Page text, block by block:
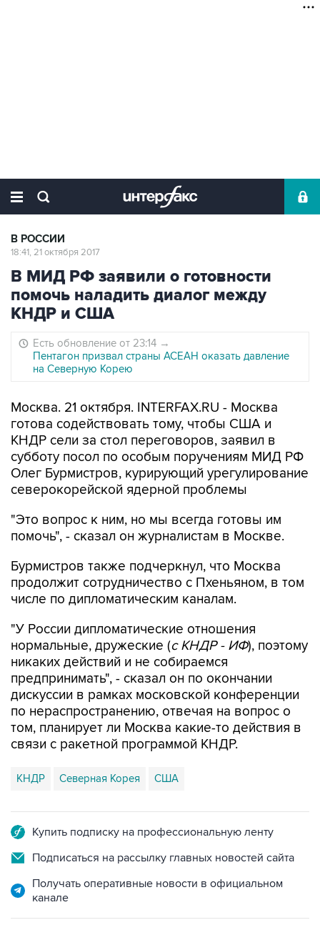
В РОССИИ
18:41, 21 октября 2017
В МИД РФ заявили о готовности
помочь наладить диалог между
КНДР и США
Есть обновление от 23:14 →
Пентагон призвал страны АСЕАН оказать давление
на Северную Корею
Москва. 21 октября. INTERFAX.RU - Москва
готова содействовать тому, чтобы США и
КНДР сели за стол переговоров, заявил в
субботу посол по особым поручениям МИД РФ
Олег Бурмистров, курирующий урегулирование
северокорейской ядерной проблемы
"Это вопрос к ним, но мы всегда готовы им
помочь", - сказал он журналистам в Москве.
Бурмистров также подчеркнул, что Москва
продолжит сотрудничество с Пхеньяном, в том
числе по дипломатическим каналам.
"У России дипломатические отношения
нормальные, дружеские (с КНДР - ИФ), поэтому
никаких действий и не собираемся
предпринимать", - сказал он по окончании
дискуссии в рамках московской конференции
по нераспространению, отвечая на вопрос о
том, планирует ли Москва какие-то действия в
связи с ракетной программой КНДР.
КНДР Северная Корея США
Купить подписку на профессиональную ленту
Подписаться на рассылку главных новостей сайта
Получать оперативные новости в официальном
канале